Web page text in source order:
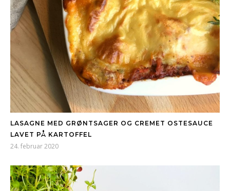
LASAGNE MED GRØNTSAGER OG CREMET OSTESAUCE
LAVET PÅ KARTOFFEL
24. februar 2020